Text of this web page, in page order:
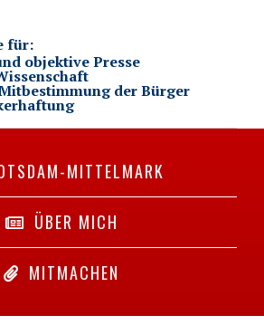
für:
objektive Presse
der Bürger
MITTELMARK
ÜBER MICH
MITMACHEN